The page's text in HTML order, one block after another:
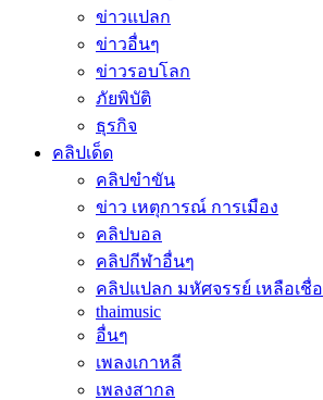
ข่าวแปลก
ข่าวอื่นๆ
ข่าวรอบโลก
ภัยพิบัติ
ธุรกิจ
คลิปเด็ด
คลิปขำขัน
ข่าว เหตุการณ์ การเมือง
คลิปบอล
คลิปกีฬาอื่นๆ
คลิปแปลก มหัศจรรย์ เหลือเชื่อ
thaimusic
อื่นๆ
เพลงเกาหลี
เพลงสากล